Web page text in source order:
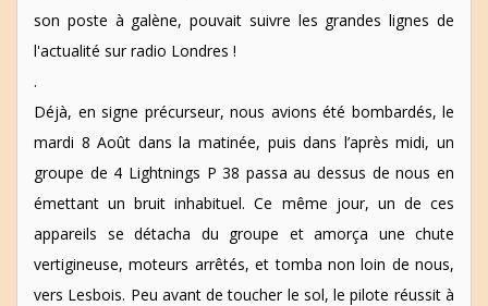
son poste à galène, pouvait suivre les grandes lignes de
l'actualité sur radio Londres !
.
Déjà, en signe précurseur, nous avions été bombardés, le
mardi 8 Août dans la matinée, puis dans l’après midi, un
groupe de 4 Lightnings P 38 passa au dessus de nous en
émettant un bruit inhabituel. Ce même jour, un de ces
appareils se détacha du groupe et amorça une chute
vertigineuse, moteurs arrêtés, et tomba non loin de nous,
vers Lesbois. Peu avant de toucher le sol, le pilote réussit à